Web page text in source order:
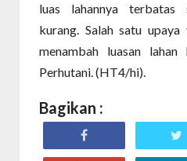
luas lahannya terbatas
kurang. Salah satu
menambah luasan
Perhutani. (HT4/hi).
Bagikan :